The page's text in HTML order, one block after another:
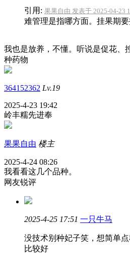
引用: 果果自由 发表于 2025-04-23
难管理是指哪方面。挂果期要
我也是放养，不懂。听说是促花、
种药物
364152362 Lv.19
2025-4-23 19:42
岭丰糯先进奉
果果自由 楼主
2025-4-24 08:26
我看看这几个品种。
网友锐评
2025-4-25 17:51 一只牛马
没技术别种妃子笑，想简单
比较好